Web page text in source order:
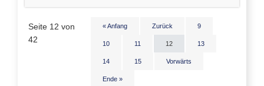
Tobias
Wortmann
Seite 12 von
42
« Anfang Zurück 9
10 11 12 13
14 15 Vorwärts
Ende »